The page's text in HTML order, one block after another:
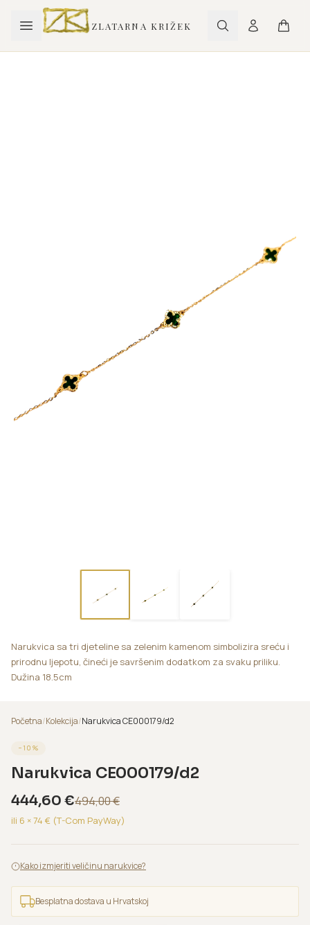
ZLATARNA KRIŽEK
Narukvica sa tri djeteline sa zelenim kamenom simbolizira sreću i
prirodnu ljepotu, čineći je savršenim dodatkom za svaku priliku.
Dužina 18.5cm
Početna/Kolekcija/Narukvica CE000179/d2
− 10 %
Narukvica CE000179/d2
444,60 €494,00€
ili 6 ×74 € (T-Com PayWay)
Kako izmjeriti veličinu narukvice?
Besplatna dostava u Hrvatskoj